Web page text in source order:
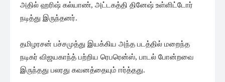
அதில் ஹரிஷ் கல்யாண், அட்டகத்தி தினேஷ் உள்ளிட்டோர்
நடித்து இருந்தனர்.
தமிழரசன் பச்சமுத்து இயக்கிய அந்த படத்தில் மறைந்த
நடிகர் விஜயகாந்த் பற்றிய ரெபரென்ஸ், பாடல் போன்றவை
இருந்தது பலரது கவனத்தையும் ஈர்த்தது.